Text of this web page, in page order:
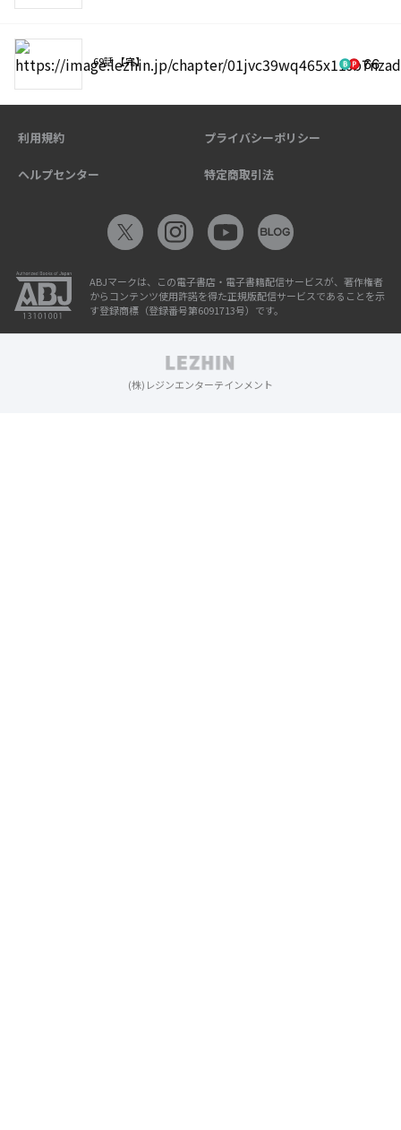
69話 【完】 66
利用規約 プライバシーポリシー
ヘルプセンター 特定商取引法
ABJマークは、この電子書店・電子書籍配信サービスが、著作権者
からコンテンツ使用許諾を得た正規版配信サービスであることを示
す登録商標（登録番号第6091713号）です。
(株)レジンエンターテインメント